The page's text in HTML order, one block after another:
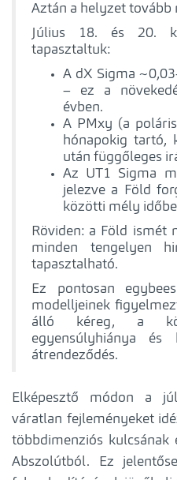
Aztán a helyzet tovább
Július 18. és 20.
tapasztaltuk:
A dX Sigma
– ez a
évben.
A PMxy (a
hónapokig tartó,
után függőleges
Az UT1 Sigma
jelezve a Föld
közötti mély
Röviden: a Föld ismét
minden tengelyen
tapasztalható.
Ez pontosan
modelljeinek
álló kéreg, a
egyensúlyhiánya és
átrendeződés.
Elképesztő módon a
váratlan fejleményeket
többdimenziós
Abszolútból. Ez